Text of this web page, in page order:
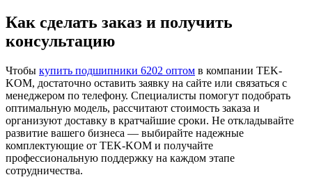
Как сделать заказ и получить
консультацию
Чтобы купить подшипники 6202 оптом в компании TEK-
KOM, достаточно оставить заявку на сайте или связаться с
менеджером по телефону. Специалисты помогут подобрать
оптимальную модель, рассчитают стоимость заказа и
организуют доставку в кратчайшие сроки. Не откладывайте
развитие вашего бизнеса — выбирайте надежные
комплектующие от TEK-KOM и получайте
профессиональную поддержку на каждом этапе
сотрудничества.